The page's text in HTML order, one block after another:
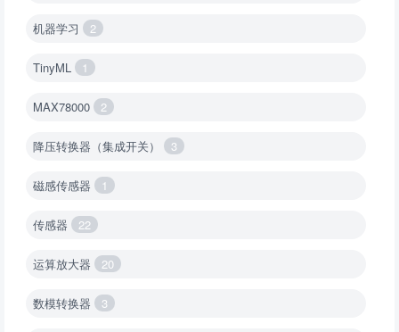
机器学习 2
TinyML 1
MAX78000 2
降压转换器（集成开关） 3
磁感传感器 1
传感器 22
运算放大器 20
数模转换器 3